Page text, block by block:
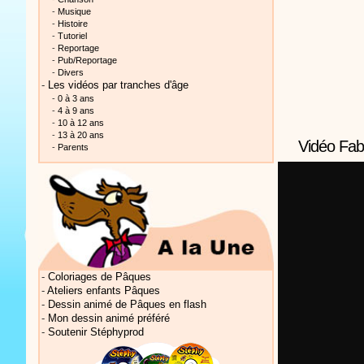
Vidéo
- Musique
- Histoire
- Tutoriel
- Reportage
- Pub/Reportage
- Divers
- Les vidéos par tranches d'âge
- 0 à 3 ans
- 4 à 9 ans
- 10 à 12 ans
- 13 à 20 ans
- Parents
- Coloriages de Pâques
- Ateliers enfants Pâques
- Dessin animé de Pâques en flash
- Mon dessin animé préféré
- Soutenir Stéphyprod